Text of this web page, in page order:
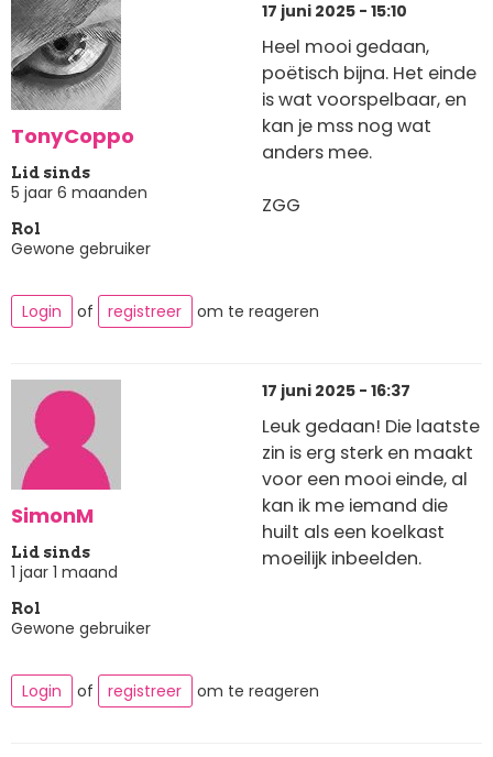
TonyCoppo
Lid sinds
5 jaar 6 maanden
Rol
Gewone gebruiker
17 juni 2025 - 15:10
Heel mooi gedaan,
poëtisch bijna. Het einde
is wat voorspelbaar, en
kan je mss nog wat
anders mee.
ZGG
Login of registreer om te reageren
SimonM
Lid sinds
1 jaar 1 maand
Rol
Gewone gebruiker
17 juni 2025 - 16:37
Leuk gedaan! Die laatste
zin is erg sterk en maakt
voor een mooi einde, al
kan ik me iemand die
huilt als een koelkast
moeilijk inbeelden.
Login of registreer om te reageren